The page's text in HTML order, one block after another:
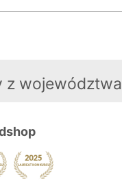
z województwa